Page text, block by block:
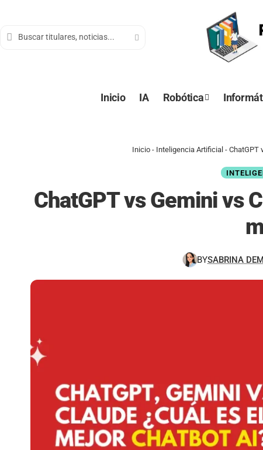
Inicio IA Robótica
Inicio- Inteligencia Artificial- ChatGPT
ChatGPT vs Gemini vs
BYSABRINA